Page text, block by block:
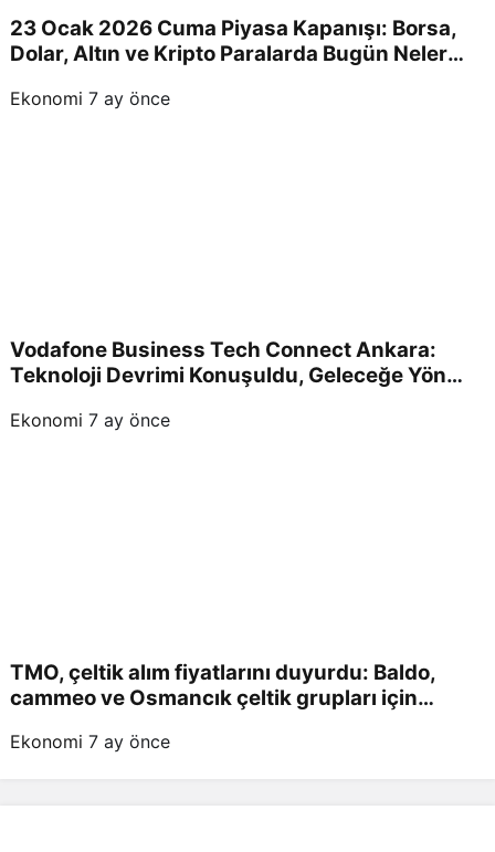
23 Ocak 2026 Cuma Piyasa Kapanışı: Borsa,
Dolar, Altın ve Kripto Paralarda Bugün Neler
Ekonomi 7 ay önce
Vodafone Business Tech Connect Ankara:
Teknoloji Devrimi Konuşuldu, Geleceğe Yön
Ekonomi 7 ay önce
TMO, çeltik alım fiyatlarını duyurdu: Baldo,
cammeo ve Osmancık çeltik grupları için
Ekonomi 7 ay önce